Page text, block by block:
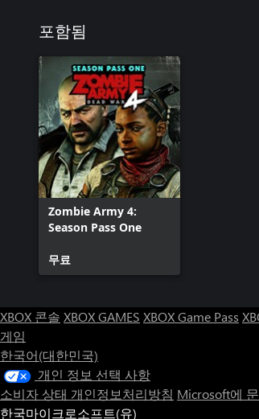
포함됨
Zombie Army 4:
Season Pass One
무료
XBOX 콘솔 XBOX GAMES XBOX Game Pass
게임
한국어(대한민국)
개인 정보 선택 사항
소비자 상태 개인정보처리방침 Microsoft에
한국마이크로소프트(유)